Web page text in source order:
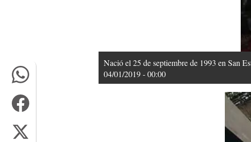
Nació el 25 de septiembre de 1993 en San
04/01/2019 - 00:00